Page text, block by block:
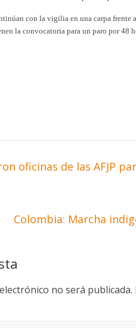
con la vigilia en una carpa frente
la convocatoria para un paro por 48
oficinas de las AFJP
Colombia: Marcha
no será publicada.